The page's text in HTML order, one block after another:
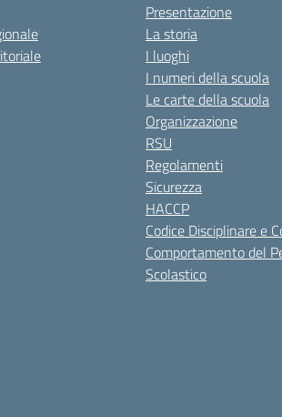
Presentazione
La storia
I luoghi
I numeri della scuola
Le carte della scuola
Organizzazione
RSU
Regolamenti
Sicurezza
HACCP
Codice Disciplinare e
Comportamento del
Scolastico